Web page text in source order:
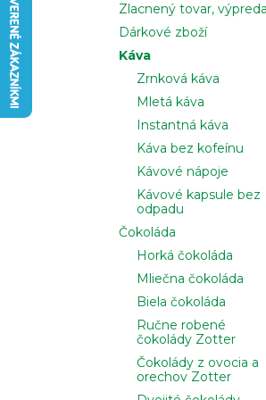
Zlacnený tovar,
Dárkové zboží
Káva
Zrnková káva
Mletá káva
Instantná káva
Káva bez kofeínu
Kávové nápoje
Kávové kapsule bez
odpadu
Čokoláda
Horká čokoláda
Mliečna čokoláda
Biela čokoláda
Ručne robené
čokolády Zotter
Čokolády z ovocia a
orechov Zotter